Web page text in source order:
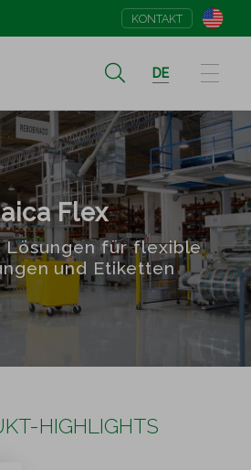
KONTAKT
DE
Flex
Lösungen für flexible
und Etiketten
HIGHLIGHTS